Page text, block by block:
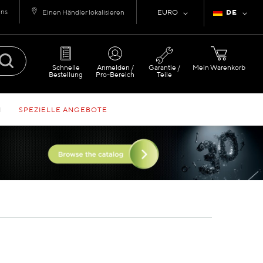
Sprache
DE
Währung
EURO
Einen Händler lokalisieren
Mein Warenkorb
Schnelle
Bestellung
Anmelden /
Pro-Bereich
Garantie /
Teile
SPEZIELLE ANGEBOTE